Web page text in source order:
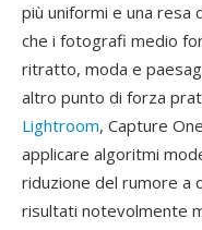
più uniformi e una resa
che i fotografi medio
ritratto, moda e
altro punto di forza
Lightroom, Capture
applicare algoritmi
riduzione del rumore a
risultati notevolmente